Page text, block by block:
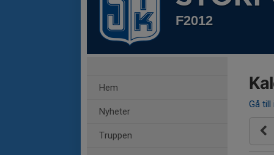
F2012
Hem
Nyheter
Truppen
Gå till